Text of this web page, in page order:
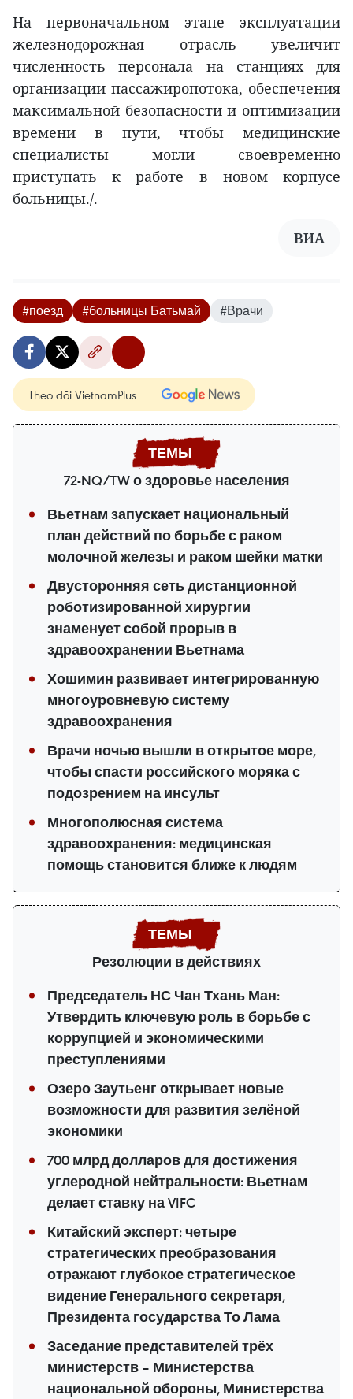
На первоначальном этапе эксплуатации
железнодорожная отрасль увеличит
численность персонала на станциях для
организации пассажиропотока, обеспечения
максимальной безопасности и оптимизации
времени в пути, чтобы медицинские
специалисты могли своевременно
приступать к работе в новом корпусе
больницы./.
ВИA
#поезд #больницы Батьмай #Врачи
Theo dõi VietnamPlus
72-NQ/TW о здоровье населения
Вьетнам запускает национальный
план действий по борьбе с раком
молочной железы и раком шейки матки
Двусторонняя сеть дистанционной
роботизированной хирургии
знаменует собой прорыв в
здравоохранении Вьетнама
Хошимин развивает интегрированную
многоуровневую систему
здравоохранения
Врачи ночью вышли в открытое море,
чтобы спасти российского моряка с
подозрением на инсульт
Многополюсная система
здравоохранения: медицинская
помощь становится ближе к людям
Резолюции в действиях
Председатель НС Чан Тхань Ман:
Утвердить ключевую роль в борьбе с
коррупцией и экономическими
преступлениями
Озеро Заутьенг открывает новые
возможности для развития зелёной
экономики
700 млрд долларов для достижения
углеродной нейтральности: Вьетнам
делает ставку на VIFC
Китайский эксперт: четыре
стратегических преобразования
отражают глубокое стратегическое
видение Генерального секретаря,
Президента государства То Лама
Заседание представителей трёх
министерств – Министерства
национальной обороны, Министерства